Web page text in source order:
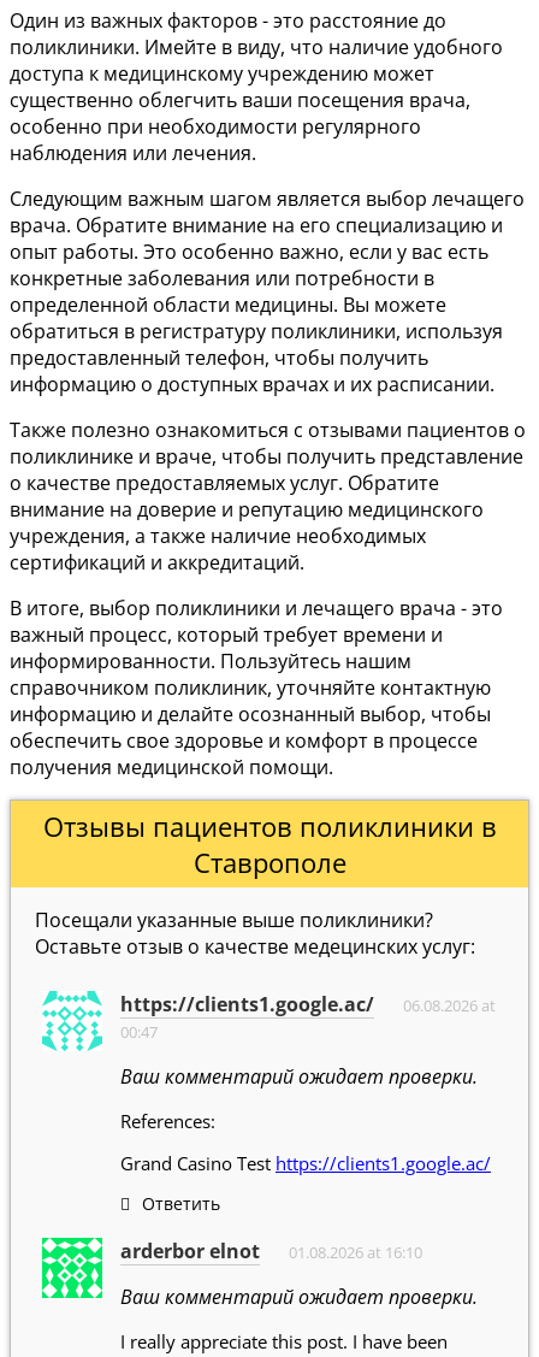
Один из важных факторов - это расстояние до
поликлиники. Имейте в виду, что наличие удобного
доступа к медицинскому учреждению может
существенно облегчить ваши посещения врача,
особенно при необходимости регулярного
наблюдения или лечения.
Следующим важным шагом является выбор лечащего
врача. Обратите внимание на его специализацию и
опыт работы. Это особенно важно, если у вас есть
конкретные заболевания или потребности в
определенной области медицины. Вы можете
обратиться в регистратуру поликлиники, используя
предоставленный телефон, чтобы получить
информацию о доступных врачах и их расписании.
Также полезно ознакомиться с отзывами пациентов о
поликлинике и враче, чтобы получить представление
о качестве предоставляемых услуг. Обратите
внимание на доверие и репутацию медицинского
учреждения, а также наличие необходимых
сертификаций и аккредитаций.
В итоге, выбор поликлиники и лечащего врача - это
важный процесс, который требует времени и
информированности. Пользуйтесь нашим
справочником поликлиник, уточняйте контактную
информацию и делайте осознанный выбор, чтобы
обеспечить свое здоровье и комфорт в процессе
получения медицинской помощи.
Отзывы пациентов поликлиники в
Ставрополе
Посещали указанные выше поликлиники?
Оставьте отзыв о качестве медецинских услуг:
https://clients1.google.ac/
06.08.2026 at
00:47
Ваш комментарий ожидает проверки.
References:
Grand Casino Test https://clients1.google.ac/
Ответить
arderbor elnot 01.08.2026 at 16:10
Ваш комментарий ожидает проверки.
I really appreciate this post. I have been